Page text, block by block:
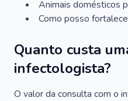
Animais domésticos
Como posso
Quanto custa
infectologista?
O valor da consulta com o